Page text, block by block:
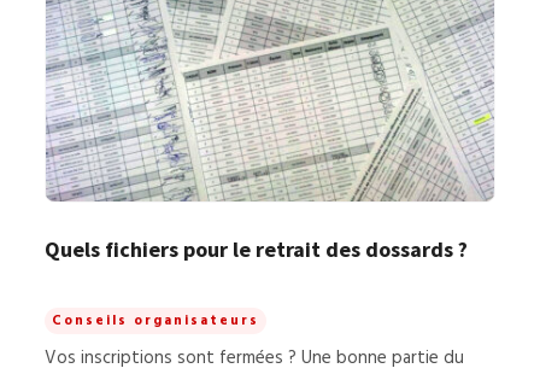
Quels fichiers pour le retrait des dossards ?
Conseils organisateurs
Vos inscriptions sont fermées ? Une bonne partie du